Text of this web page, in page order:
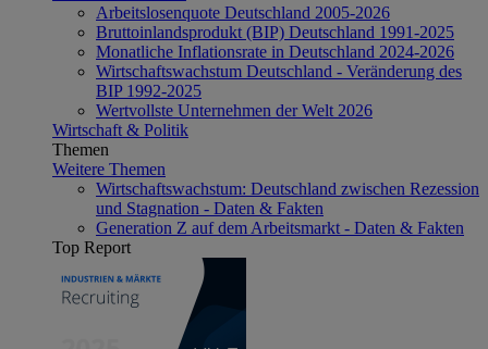
Arbeitslosenquote Deutschland 2005-2026
Bruttoinlandsprodukt (BIP) Deutschland 1991-2025
Monatliche Inflationsrate in Deutschland 2024-2026
Wirtschaftswachstum Deutschland - Veränderung des
BIP 1992-2025
Wertvollste Unternehmen der Welt 2026
Wirtschaft & Politik
Themen
Weitere Themen
Wirtschaftswachstum: Deutschland zwischen Rezession
und Stagnation - Daten & Fakten
Generation Z auf dem Arbeitsmarkt - Daten & Fakten
Top Report